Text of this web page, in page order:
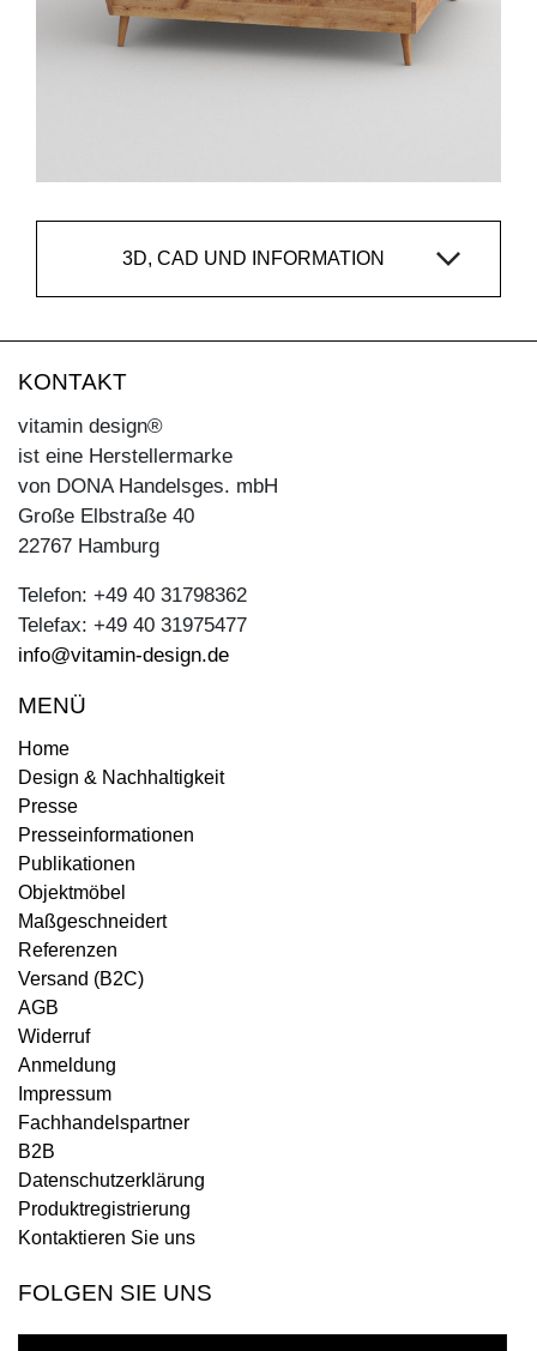
3D, CAD UND INFORMATION
KONTAKT
vitamin design®
ist eine Herstellermarke
von DONA Handelsges. mbH
Große Elbstraße 40
22767 Hamburg
Telefon: +49 40 31798362
Telefax: +49 40 31975477
info@vitamin-design.de
MENÜ
Home
Design & Nachhaltigkeit
Presse
Presseinformationen
Publikationen
Objektmöbel
Maßgeschneidert
Referenzen
Versand (B2C)
AGB
Widerruf
Anmeldung
Impressum
Fachhandelspartner
B2B
Datenschutzerklärung
Produktregistrierung
Kontaktieren Sie uns
FOLGEN SIE UNS